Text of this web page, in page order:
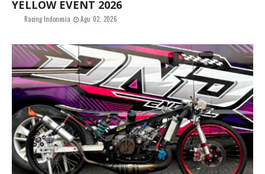
YELLOW EVENT 2026
Racing Indonesia Agu 02, 2026